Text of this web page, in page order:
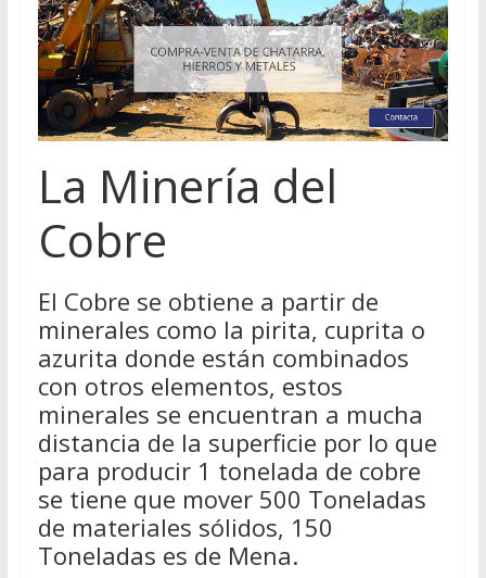
La Minería del
Cobre
El Cobre se obtiene a partir de
minerales como la pirita, cuprita o
azurita donde están combinados
con otros elementos, estos
minerales se encuentran a mucha
distancia de la superficie por lo que
para producir 1 tonelada de cobre
se tiene que mover 500 Toneladas
de materiales sólidos, 150
Toneladas es de Mena.